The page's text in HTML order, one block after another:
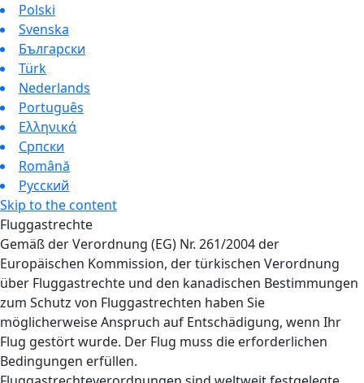
Polski
Svenska
Български
Türk
Nederlands
Português
Ελληνικά
Српски
Română
Русский
Skip to the content
Fluggastrechte
Gemäß der Verordnung (EG) Nr. 261/2004 der
Europäischen Kommission, der türkischen Verordnung
über Fluggastrechte und den kanadischen Bestimmungen
zum Schutz von Fluggastrechten haben Sie
möglicherweise Anspruch auf Entschädigung, wenn Ihr
Flug gestört wurde. Der Flug muss die erforderlichen
Bedingungen erfüllen.